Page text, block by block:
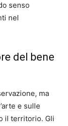
senso
nel
del bene
ma
e sulle
il territorio. Gli